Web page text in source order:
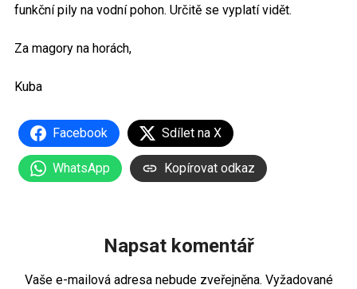
funkční pily na vodní pohon. Určitě se vyplatí vidět.
Za magory na horách,
Kuba
Facebook Sdílet na X
WhatsApp Kopírovat odkaz
Napsat komentář
Vaše e-mailová adresa nebude zveřejněna. Vyžadované